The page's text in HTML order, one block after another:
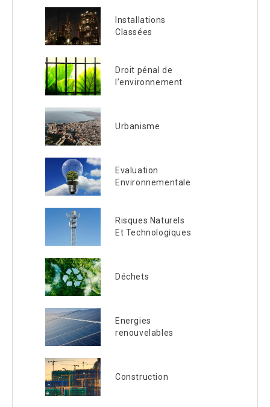
Installations
Classées
Droit pénal de
l’environnement
Urbanisme
Evaluation
Environnementale
Risques Naturels
Et Technologiques
Déchets
Energies
renouvelables
Construction